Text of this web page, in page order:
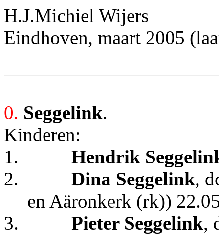
H.J.Michiel Wijers
Eindhoven, maart 2005
0. Seggelink.
Kinderen:
1.
Hendrik
2.
Dina Seggelink,
en Aäronkerk (rk))
3.
Pieter Seggelink,